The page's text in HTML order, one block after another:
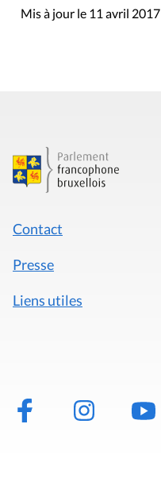
Mis à jour le 11 avril 2017
Contact
Presse
Liens utiles